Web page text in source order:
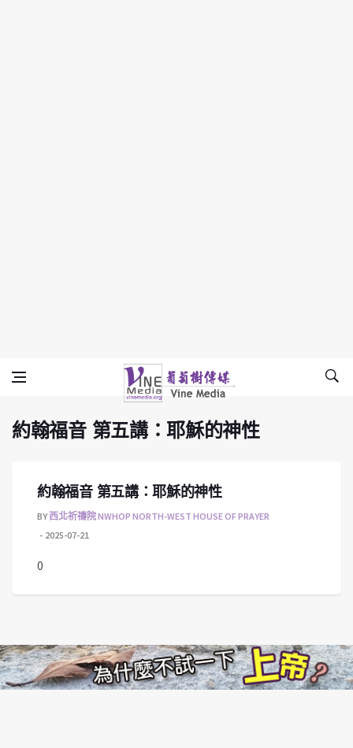
約翰福音 第五講：耶穌的神性
Vine Media
葡萄樹傳媒
約翰福音 第五講：耶穌的神性
約翰福音 第五講：耶穌的神性
BY西北祈禱院 NWHOP NORTH-WEST HOUSE OF PRAYER
2025-07-21
0